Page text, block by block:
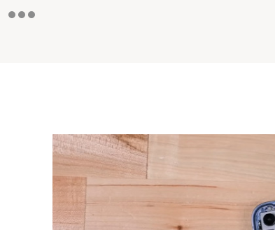
Energetika